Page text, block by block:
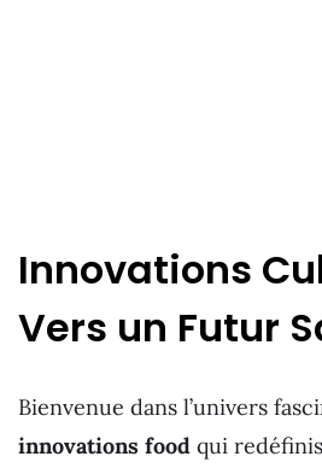
Innovations
Vers un Futur
Bienvenue dans l’univers
innovations food qui